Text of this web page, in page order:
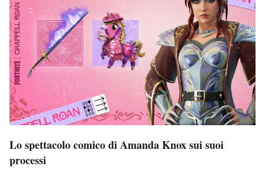
Lo spettacolo comico di Amanda Knox sui suoi
processi